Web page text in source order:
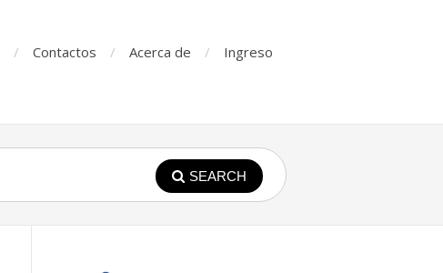
Contactos Acerca de Ingreso
SEARCH